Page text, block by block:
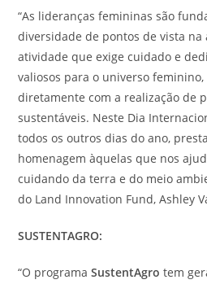
“As lideranças femininas são
diversidade de pontos de vista na
atividade que exige cuidado e
valiosos para o universo
diretamente com a realização de
sustentáveis. Neste Dia
todos os outros dias do ano,
homenagem àquelas que nos
cuidando da terra e do meio
do Land Innovation Fund, Ashley
SUSTENTAGRO:
“O programaSustentAgro tem